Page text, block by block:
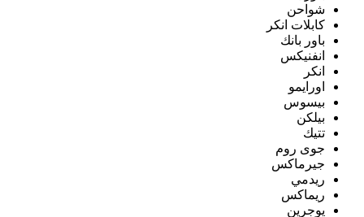
شواحن
كابلات انكر
باور بانك
انفنيكس
انكر
اورايمو
بيسوس
بيلكن
تتيك
جوى روم
جيرماكس
ريدمي
ريماكس
يوجرين